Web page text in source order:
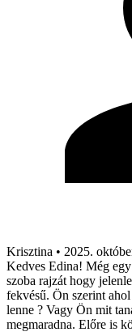
Krisztina • 2025.
Kedves Edina! Még
szoba rajzát hogy
fekvésű. Ön szerint
lenne ? Vagy Ön mit
megmaradna. Előre is